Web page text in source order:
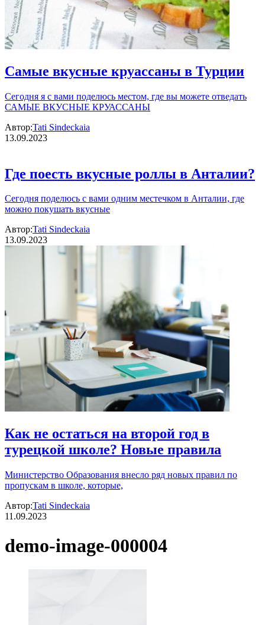
Самые вкусные круассаны в Турции
Сегодня я с вами поделюсь местом, где вы можете отведать
САМЫЕ ВКУСНЫЕ КРУАССАНЫ
Автор:Tati Sindeckaia
13.09.2023
Где поесть вкусные роллы в Анталии?
Сегодня поделюсь с вами одним местечком в Анталии, где
можно покушать вкусные
Автор:Tati Sindeckaia
13.09.2023
Как не остаться на второй год в
турецкой школе? Новые правила
Министерство Образования внесло ряд новых правил по
пропускам в школе, которые,
Автор:Tati Sindeckaia
11.09.2023
demo-image-000004